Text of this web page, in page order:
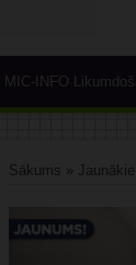
MIC-INFO
Sākums »